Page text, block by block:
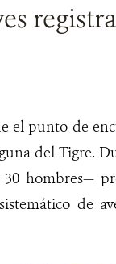
el punto de
del Tigre.
hombres—
de